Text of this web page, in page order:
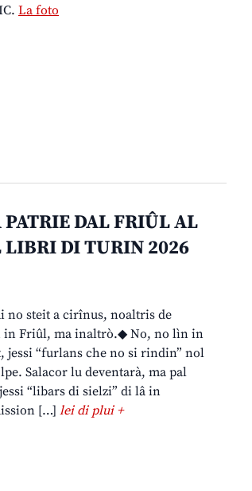
La foto
PATRIE DAL FRIÛL AL
LIBRI DI TURIN 2026
no steit a cirînus, noaltris de
in Friûl, ma inaltrò.◆ No, no lìn in
jessi “furlans che no si rindin” nol
Salacor lu deventarà, ma pal
“libars di sielzi” di lâ in
[…]lei di plui +